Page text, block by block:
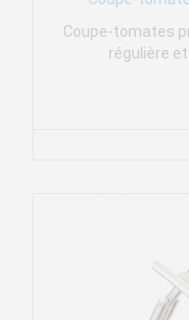
Coupe-tomates
régulière